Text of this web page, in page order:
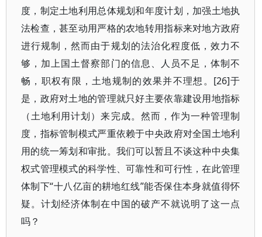
度，制定土地利用总体规划和年度计划，加强土地执
法检查，甚至动用严格的农地转用指标来对地方政府
进行规制，然而由于规划的法治化程度低，效力不
够，加上国土督察部门的信息、人员不足，体制不
畅，职权有限，土地规制的效果并不理想。[26]于
是，政府对土地的管理就只好主要依靠建设用地指标
（土地利用计划）来完成。然而，作为一种管理制
度，指标管制模式严重依赖于中央政府对全国土地利
用的统一筹划和审批。我们可以暂且不谈这种中央集
权式管理模式的科学性、可靠性和可行性，在此管理
体制下“十八亿亩的耕地红线”能否保住本身就值得怀
疑。计划经济体制在中国的破产不就说明了这一点
吗？